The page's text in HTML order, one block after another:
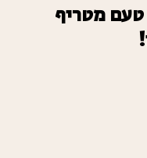
טעם מטריף